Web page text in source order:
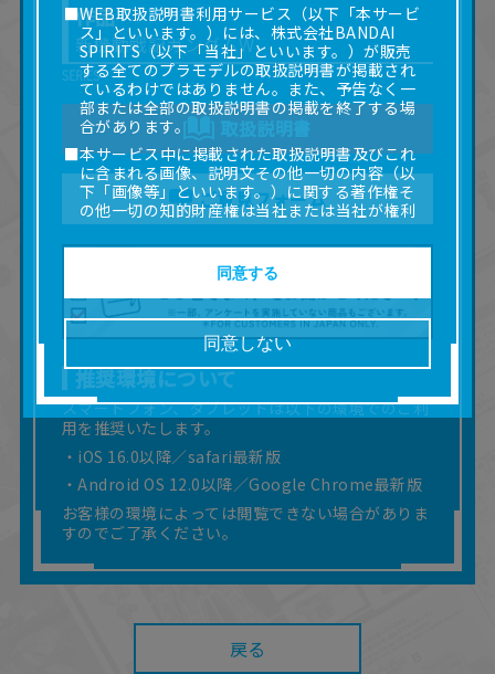
作品
新機動戦記ガンダムW
取扱説明書
ご意見フォーム
推奨環境について
スマートフォン、タブレットは以下の環境でのご利
用を推奨いたします。
・iOS 16.0以降／safari最新版
・Android OS 12.0以降／Google Chrome最新版
お客様の環境によっては閲覧できない場合がありま
すのでご了承ください。
戻る
■WEB取扱説明書利用サービス（以下「本サービ
ス」といいます。）には、株式会社BANDAI
SPIRITS（以下「当社」といいます。）が販売
する全てのプラモデルの取扱説明書が掲載され
ているわけではありません。また、予告なく一
部または全部の取扱説明書の掲載を終了する場
合があります。
■本サービス中に掲載された取扱説明書及びこれ
に含まれる画像、説明文その他一切の内容（以
下「画像等」といいます。）に関する著作権そ
の他一切の知的財産権は当社または当社が権利
の許諾を受ける第三者に帰属します。
使用（本サービス内の意見投稿の目的での画像
等の利用を含みます。）を超えて使用（複製、
複写、改変、掲示、頒布、配信、販売、出版等
を含むがこれに限りません。）することは禁止
■掲載している取扱説明書は、お客様が購入され
た商品に同梱されたものと異なる場合がありま
す。
■対象商品仕様の変更などにより、取扱説明書の
内容は予告なく変更される場合があります。
■当社は、取扱説明書の正確性確保に努めており
ますが、取扱説明書の完全性を保証するもので
はありません。
ご利用いただけない場合があります。
また、本サイトを利用したことによって、利用
同意しない
同意する